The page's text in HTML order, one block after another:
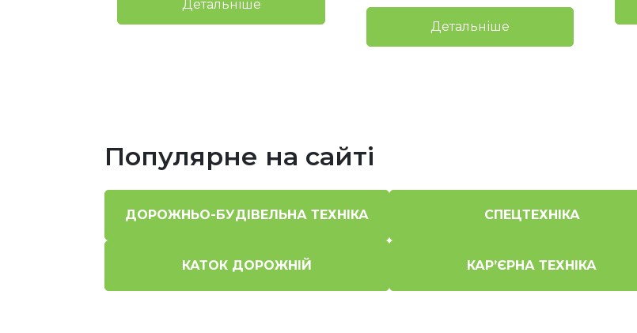
Детальніше
Детальніше
Популярне на сайті
ДОРОЖНЬО-БУДІВЕЛЬНА ТЕХНІКА СПЕЦТЕХНІКА
КАТОК ДОРОЖНІЙ КАР’ЄРНА ТЕХНІКА